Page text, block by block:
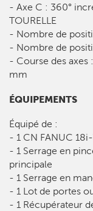
- Axe C : 360°
TOURELLE
- Nombre de
- Nombre de
- Course des
mm
ÉQUIPEMENTS
Équipé de :
- 1 CN FANUC
- 1 Serrage en
principale
- 1 Serrage en
- 1 Lot de portes
- 1 Récupérateur